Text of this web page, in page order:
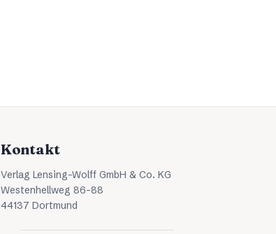
Kontakt
Verlag Lensing-Wolff GmbH & Co. KG
Westenhellweg 86-88
44137 Dortmund